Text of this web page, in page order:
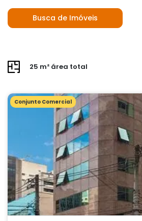
Busca de Imóveis
25 m² área total
Conjunto Comercial